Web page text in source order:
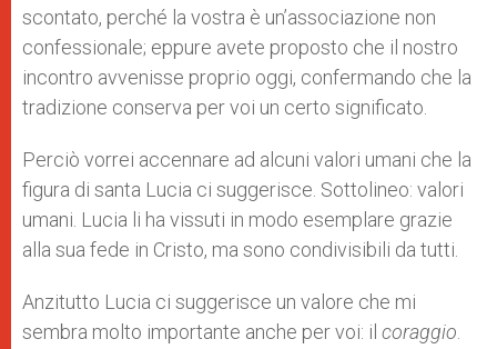
scontato, perché la vostra è un’associazione non
confessionale; eppure avete proposto che il nostro
incontro avvenisse proprio oggi, confermando che la
tradizione conserva per voi un certo significato.
Perciò vorrei accennare ad alcuni valori umani che la
figura di santa Lucia ci suggerisce. Sottolineo: valori
umani. Lucia li ha vissuti in modo esemplare grazie
alla sua fede in Cristo, ma sono condivisibili da tutti.
Anzitutto Lucia ci suggerisce un valore che mi
sembra molto importante anche per voi: il coraggio